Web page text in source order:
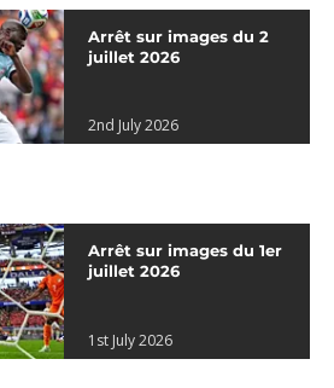
Arrêt sur images du 2
juillet 2026
2nd July 2026
Arrêt sur images du 1er
juillet 2026
1st July 2026